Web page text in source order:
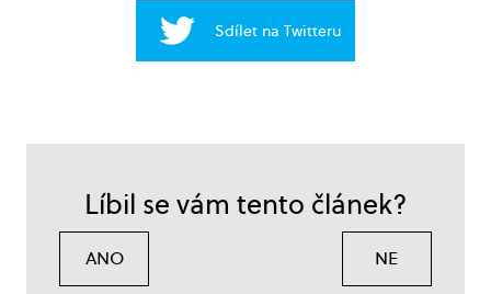
Sdílet na Twitteru
Líbil se vám tento článek?
ANO NE